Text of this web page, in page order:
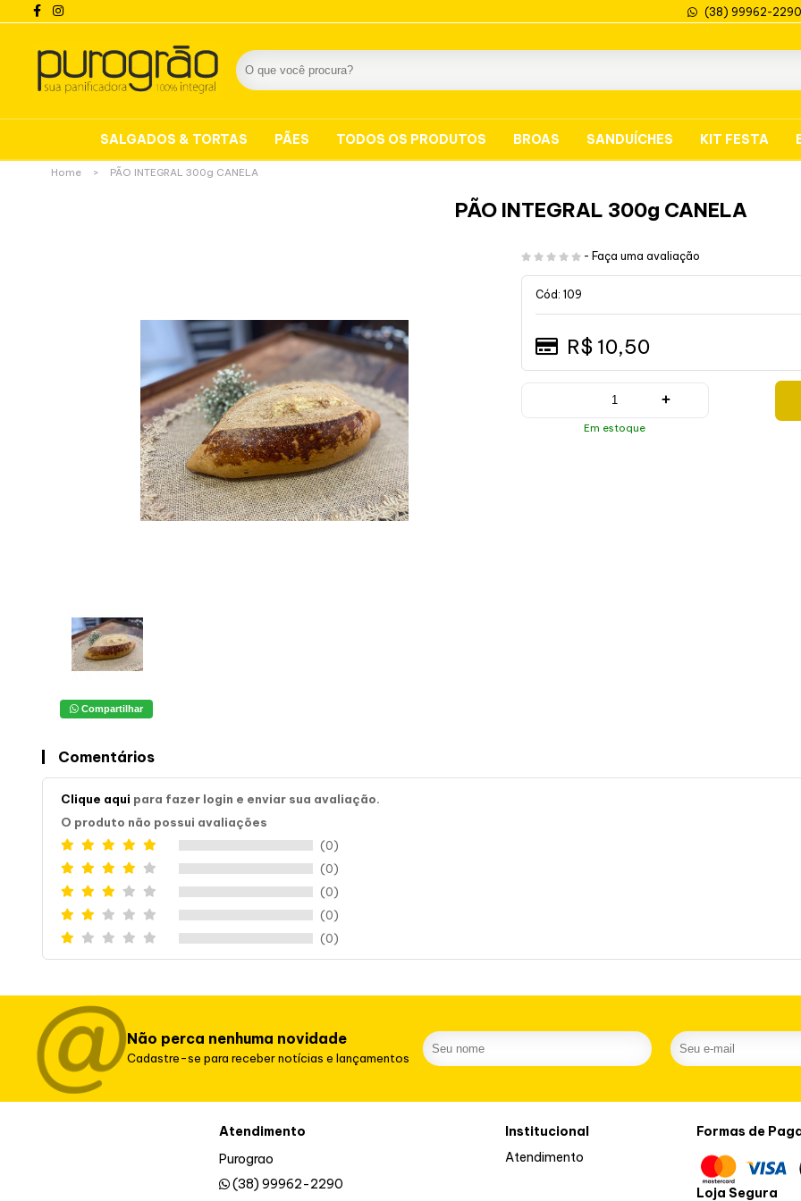
(38) 99962-2290
SALGADOS & TORTAS PÃES TODOS OS PRODUTOS BROAS SANDUÍCHES KIT FESTA
Home > PÃO INTEGRAL 300g CANELA
PÃO INTEGRAL 300g CANELA
Compartilhar
- Faça uma avaliação
Cód: 109
R$ 10,50
+
Em estoque
Comentários
Clique aqui para fazer login e enviar sua avaliação.
O produto não possui avaliações
(0)
(0)
(0)
(0)
(0)
Não perca nenhuma novidade
Cadastre-se para receber notícias e lançamentos
Atendimento
Purograo
(38) 99962-2290
Institucional
Atendimento
Formas de
Loja Segura